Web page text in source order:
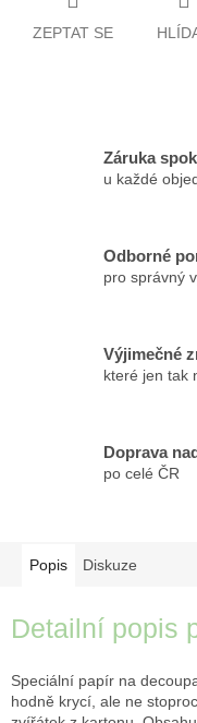
ZEPTAT SE
Záruka
u každé
Odborné
pro správný
Výjimečné
které jen tak
Doprava
po celé ČR
Popis Diskuze
Detailní popis
Speciální papír na
hodně krycí, ale ne